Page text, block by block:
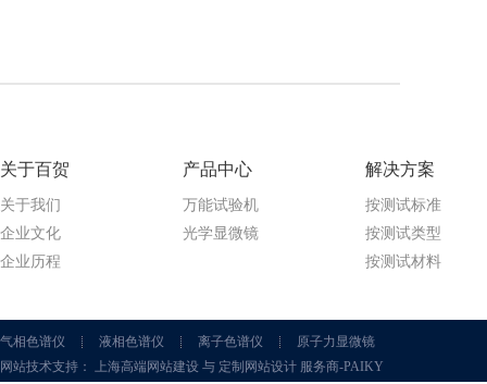
关于百贺
关于我们
企业文化
企业历程
产品中心
万能试验机
光学显微镜
解决方案
按测试标准
按测试类型
按测试材料
气相色谱仪 液相色谱仪 离子色谱仪
原子力显微镜
网站技术支持： 上海高端网站建设 与 定制网站设计 服务商-PAIKY